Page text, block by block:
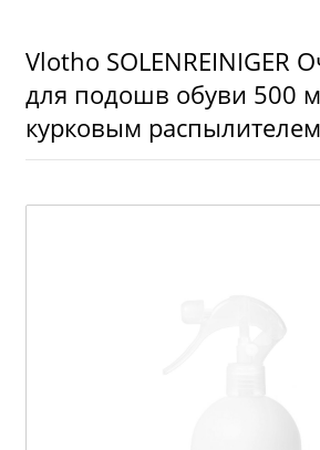
Vlotho SOLENREINIGER
для подошв обуви 500
курковым распылителем